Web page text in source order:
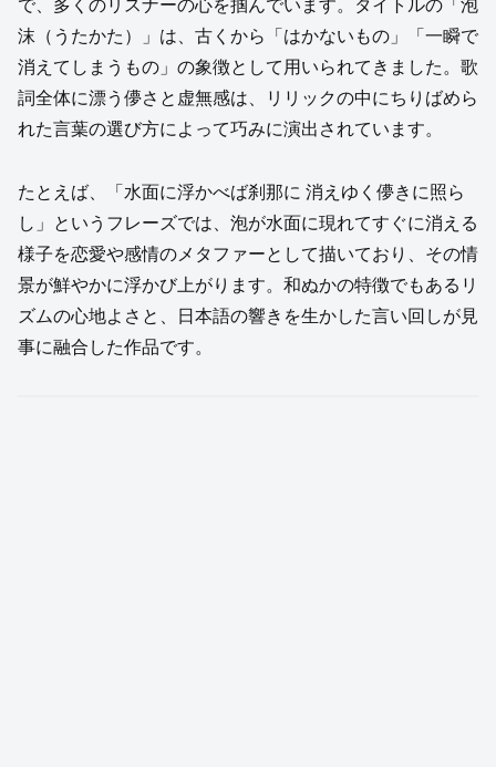
で、多くのリスナーの心を掴んでいます。タイトルの「泡
沫（うたかた）」は、古くから「はかないもの」「一瞬で
消えてしまうもの」の象徴として用いられてきました。歌
詞全体に漂う儚さと虚無感は、リリックの中にちりばめら
れた言葉の選び方によって巧みに演出されています。
たとえば、「水面に浮かべば刹那に 消えゆく儚きに照ら
し」というフレーズでは、泡が水面に現れてすぐに消える
様子を恋愛や感情のメタファーとして描いており、その情
景が鮮やかに浮かび上がります。和ぬかの特徴でもあるリ
ズムの心地よさと、日本語の響きを生かした言い回しが見
事に融合した作品です。